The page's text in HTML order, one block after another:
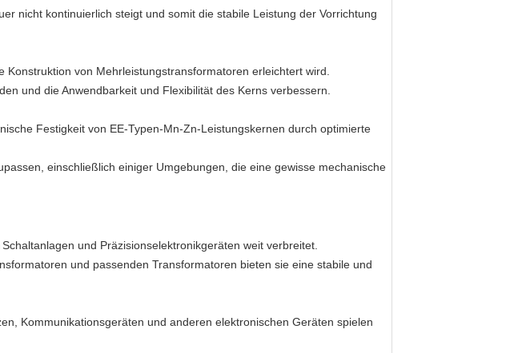
nicht kontinuierlich steigt und somit die stabile Leistung der Vorrichtung
von Mehrleistungstransformatoren erleichtert wird.
und die Anwendbarkeit und Flexibilität des Kerns verbessern.
Festigkeit von EE-Typen-Mn-Zn-Leistungskernen durch optimierte
einschließlich einiger Umgebungen, die eine gewisse mechanische
und Präzisionselektronikgeräten weit verbreitet.
und passenden Transformatoren bieten sie eine stabile und
Kommunikationsgeräten und anderen elektronischen Geräten spielen